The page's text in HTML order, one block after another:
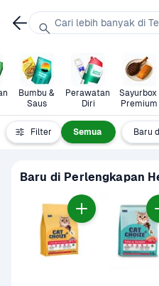
Bumbu &
Saus
Perawatan
Diri
Sayurbox
Premium
Filter Semua Baru
Baru di Perlengkapan
Cari lebih banyak di